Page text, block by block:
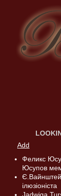
Add
Феликс
Юсупов
ілюзіоніста